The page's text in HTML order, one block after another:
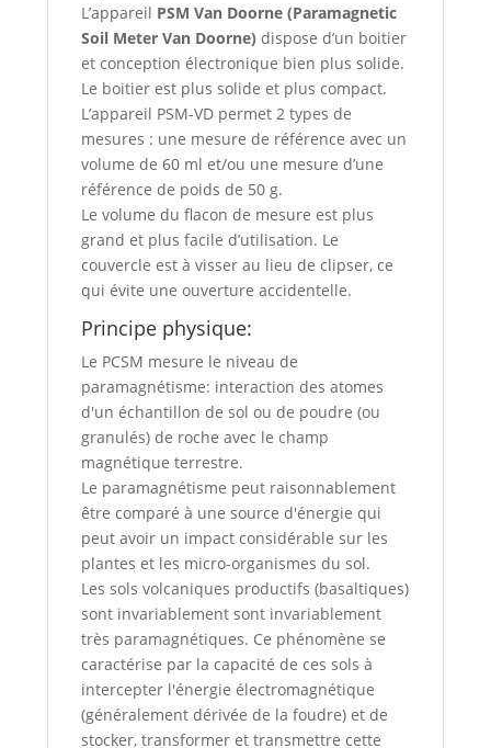
L’appareil PSM Van Doorne (Paramagnetic
Soil Meter Van Doorne) dispose d’un boitier
et conception électronique bien plus solide.
Le boitier est plus solide et plus compact.
L’appareil PSM-VD permet 2 types de
mesures : une mesure de référence avec un
volume de 60 ml et/ou une mesure d’une
référence de poids de 50 g.
Le volume du flacon de mesure est plus
grand et plus facile d’utilisation. Le
couvercle est à visser au lieu de clipser, ce
qui évite une ouverture accidentelle.
Principe physique:
Le PCSM mesure le niveau de
paramagnétisme: interaction des atomes
d'un échantillon de sol ou de poudre (ou
granulés) de roche avec le champ
magnétique terrestre.
Le paramagnétisme peut raisonnablement
être comparé à une source d'énergie qui
peut avoir un impact considérable sur les
plantes et les micro-organismes du sol.
Les sols volcaniques productifs (basaltiques)
sont invariablement sont invariablement
très paramagnétiques. Ce phénomène se
caractérise par la capacité de ces sols à
intercepter l'énergie électromagnétique
(généralement dérivée de la foudre) et de
stocker, transformer et transmettre cette